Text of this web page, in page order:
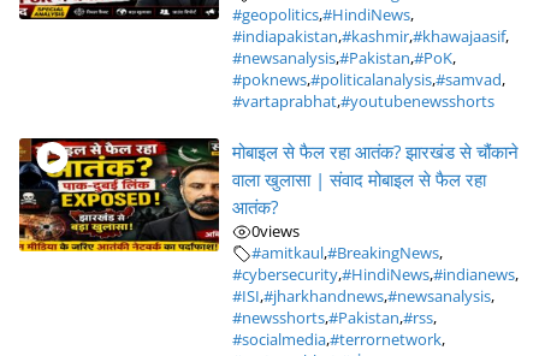
#geopolitics,#HindiNews,
#indiapakistan,#kashmir,#khawajaasif,
#newsanalysis,#Pakistan,#PoK,
#poknews,#politicalanalysis,#samvad,
#vartaprabhat,#youtubenewsshorts
मोबाइल से फैल रहा आतंक? झारखंड से चौंकाने
वाला खुलासा | संवाद मोबाइल से फैल रहा
आतंक?
0views
#amitkaul,#BreakingNews,
#cybersecurity,#HindiNews,#indianews,
#ISI,#jharkhandnews,#newsanalysis,
#newsshorts,#Pakistan,#rss,
#socialmedia,#terrornetwork,